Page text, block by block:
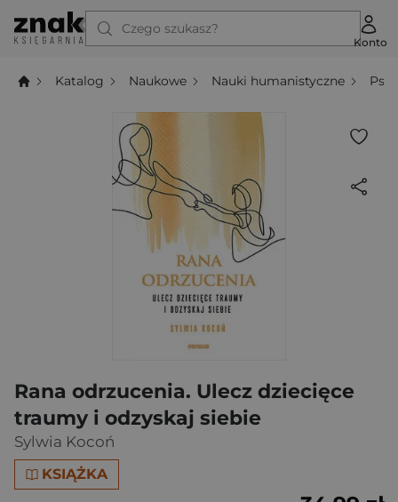
Czego szukasz?
Konto
Katalog Naukowe Nauki humanistyczne
Rana odrzucenia. Ulecz dziecięce
traumy i odzyskaj siebie
Sylwia Kocoń
KSIĄŻKA